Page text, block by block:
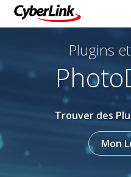
Plugins
Trouver des
Mon